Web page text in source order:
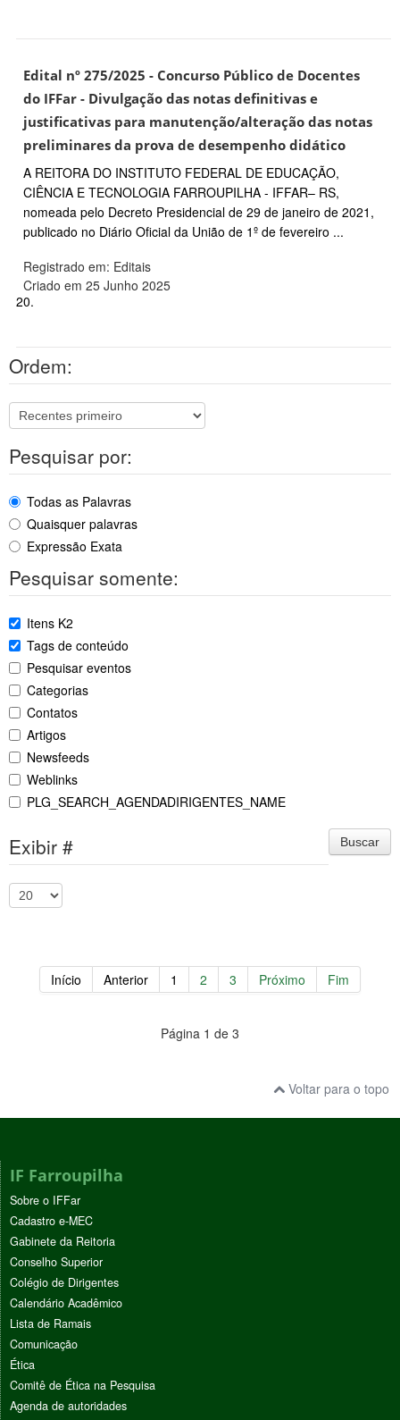
Edital nº 275/2025 - Concurso Público de Docentes
do IFFar - Divulgação das notas definitivas e
justificativas para manutenção/alteração das notas
preliminares da prova de desempenho didático
A REITORA DO INSTITUTO FEDERAL DE EDUCAÇÃO,
CIÊNCIA E TECNOLOGIA FARROUPILHA - IFFAR– RS,
nomeada pelo Decreto Presidencial de 29 de janeiro de 2021,
publicado no Diário Oficial da União de 1º de fevereiro ...
Registrado em: Editais
Criado em 25 Junho 2025
20.
Ordem:
Pesquisar por:
Todas as Palavras
Quaisquer palavras
Expressão Exata
Pesquisar somente:
Itens K2
Tags de conteúdo
Pesquisar eventos
Categorias
Contatos
Artigos
Newsfeeds
Weblinks
PLG_SEARCH_AGENDADIRIGENTES_NAME
Buscar
Exibir #
Início Anterior 1 2 3 Próximo Fim
Página 1 de 3
Voltar para o topo
IF Farroupilha
Sobre o IFFar
Cadastro e-MEC
Gabinete da Reitoria
Conselho Superior
Colégio de Dirigentes
Calendário Acadêmico
Lista de Ramais
Comunicação
Ética
Comitê de Ética na Pesquisa
Agenda de autoridades